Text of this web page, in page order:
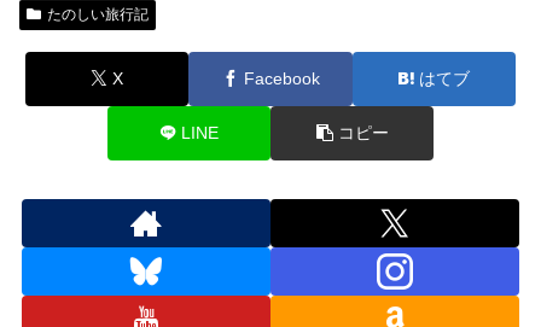
たのしい旅行記
X Facebook はてブ
LINE コピー